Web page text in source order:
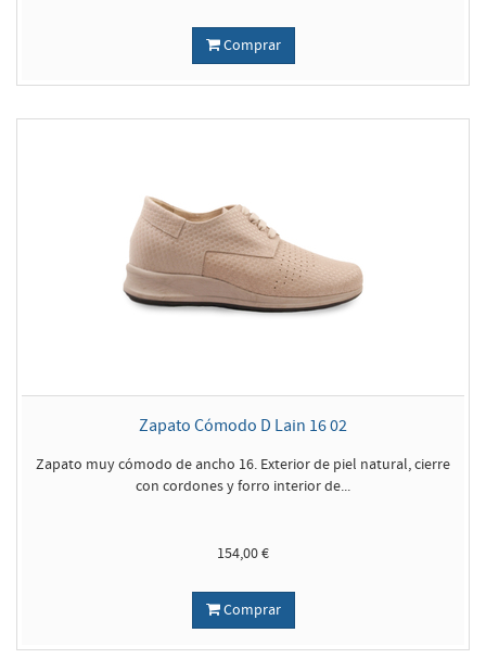
Comprar
Zapato Cómodo D Lain 16 02
Zapato muy cómodo de ancho 16. Exterior de piel natural, cierre
con cordones y forro interior de...
154,00 €
Comprar